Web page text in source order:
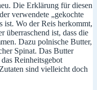
Die Erklärung für diesen
verwendete „gekochte
ist. Wo der Reis herkommt,
überraschend ist, dass die
Dazu polnische Butter,
Spinat. Das Butter
Reinheitsgebot
sind vielleicht doch